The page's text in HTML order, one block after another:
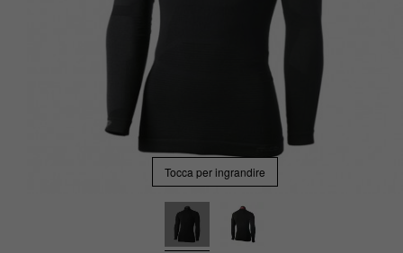
Tocca per ingrandire